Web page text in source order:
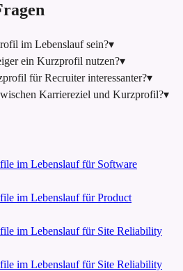
im Lebenslauf sein?▾
ein Kurzprofil nutzen?▾
für Recruiter interessanter?▾
Karriereziel und Kurzprofil?▾
im Lebenslauf für Software
im Lebenslauf für Product
im Lebenslauf für Site Reliability
im Lebenslauf für Site Reliability